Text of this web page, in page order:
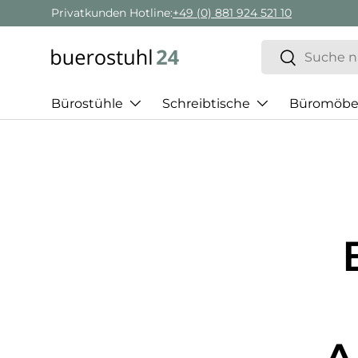
Direkt zum Inhalt
Privatkunden Hotline:+49 (0) 881 924 521 10
Suchen
Suchen
Bürostühle Schreibtische